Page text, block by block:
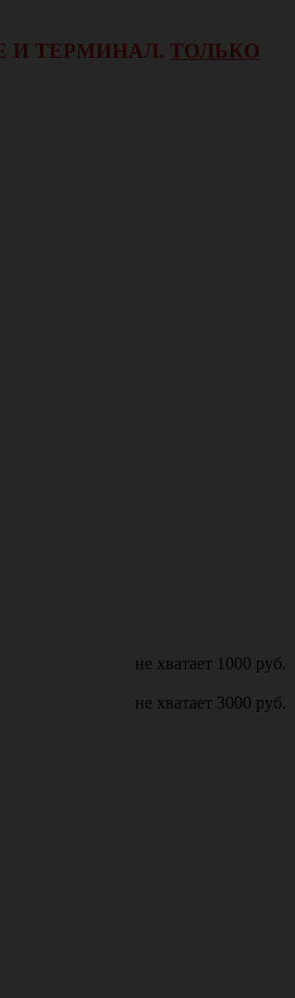
И ТЕРМИНАЛ. ТОЛЬКО
не хватает 1000 руб.
не хватает 3000 руб.